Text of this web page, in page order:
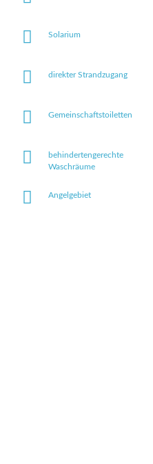
Solarium
direkter Strandzugang
Gemeinschaftstoiletten
behindertengerechte
Waschräume
Angelgebiet